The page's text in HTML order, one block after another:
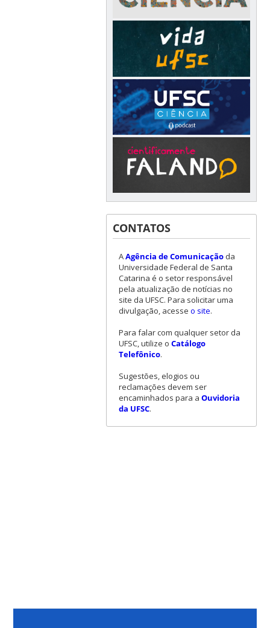
CONTATOS
AAgência de Comunicaçãoda
Universidade Federal de Santa
Catarina é o setor responsável
pela atualização de notícias no
site da UFSC. Para solicitar uma
divulgação, acesse o site.
Para falar com qualquer setor da
UFSC, utilize o Catálogo
Telefônico.
Sugestões, elogios ou
reclamações devem ser
encaminhados para a Ouvidoria
da UFSC.